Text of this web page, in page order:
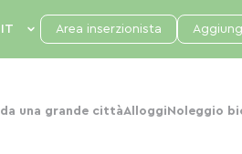
una grande cittàAlloggi Noleggio
Area inserzionista